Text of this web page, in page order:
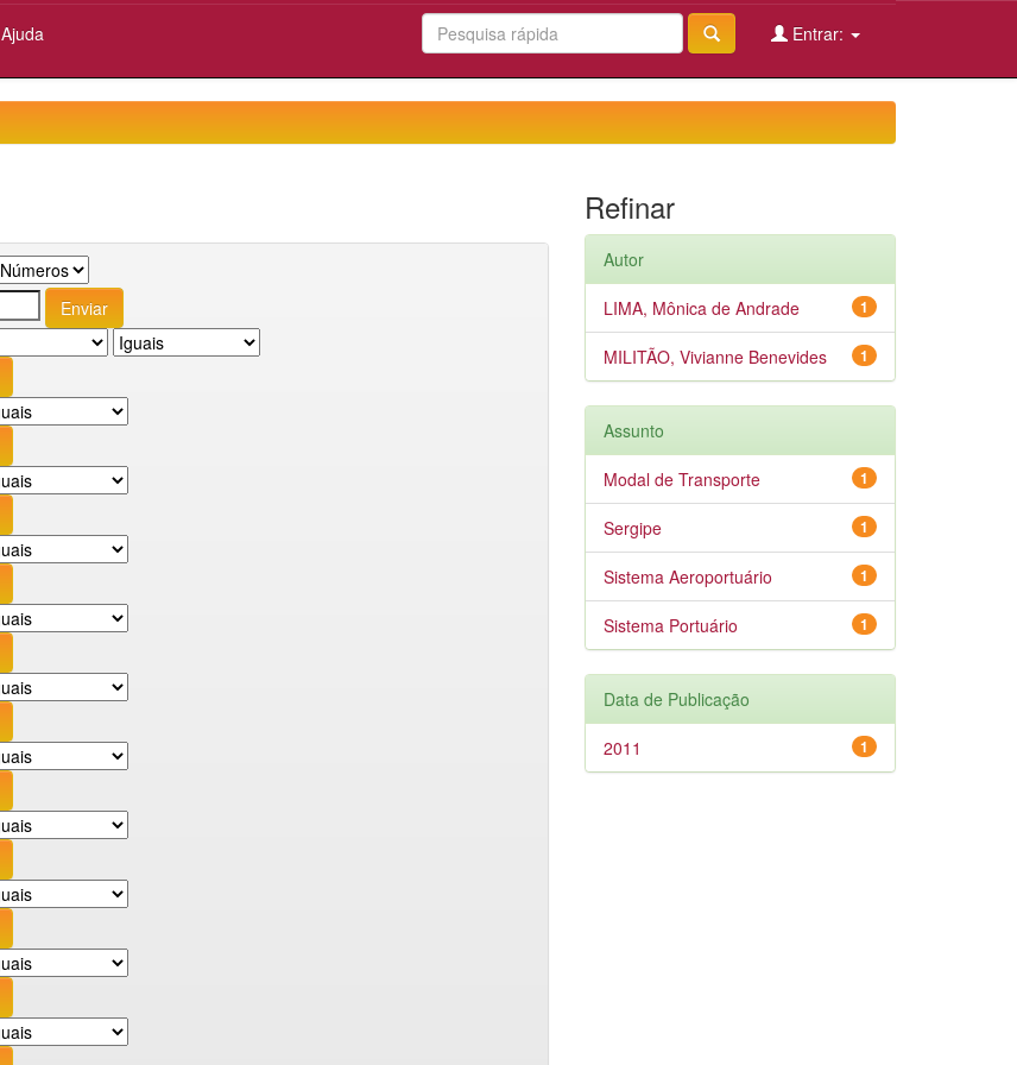
Ajuda Entrar:
Refinar
Autor
1
LIMA, Mônica de Andrade
1
MILITÃO, Vivianne Benevides
Assunto
1
Modal de Transporte
1
Sergipe
1
Sistema Aeroportuário
1
Sistema Portuário
Data de Publicação
1
2011